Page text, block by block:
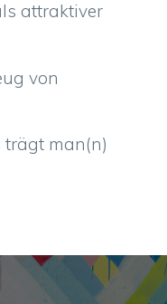
attraktiver
von
trägt man(n)